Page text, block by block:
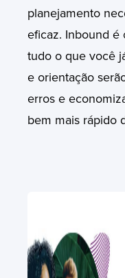
planejamento
eficaz. Inbound é
tudo o que você
e orientação
erros e
bem mais rápido